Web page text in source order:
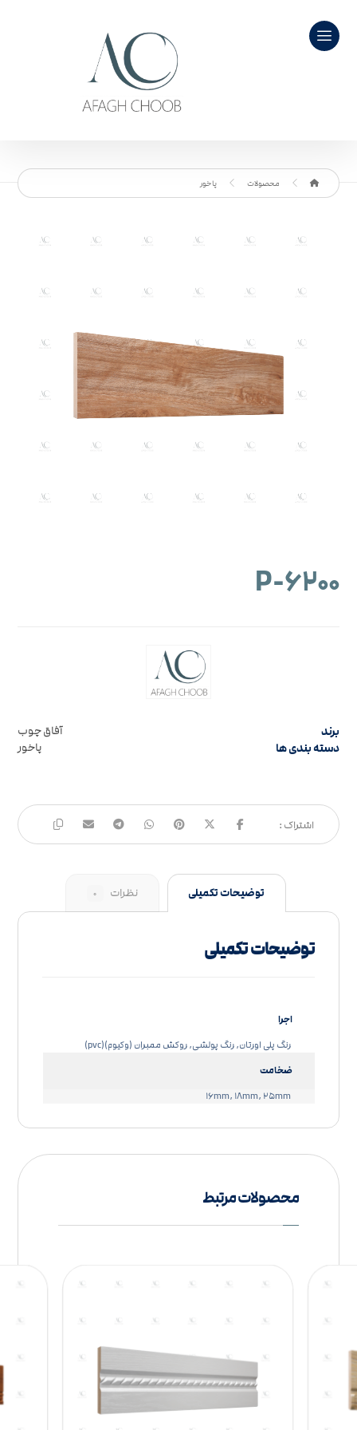
محصولات پاخور
۶۲۰۰-P
برند آفاق چوب
دسته بندی ها پاخور
توضیحات تکمیلی نظرات ۰
توضیحات تکمیلی
اجرا
رنگ پلی اورتان, رنگ پولشی, روکش ممبران (وکیوم)(pvc)
ضخامت
۱۶mm, ۱۸mm, ۲۵mm
محصولات مرتبط